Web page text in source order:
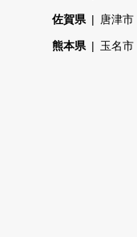
佐賀県 唐津市
熊本県 玉名市